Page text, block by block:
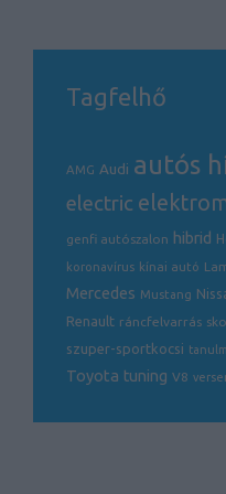
Tagfelhő
AMG Audi autós
electric
genfi autószalon hibrid
koronavírus kínai autó
Mercedes Mustang
Renault ráncfelvarrás
szuper-sportkocsi
Toyota tuning V8